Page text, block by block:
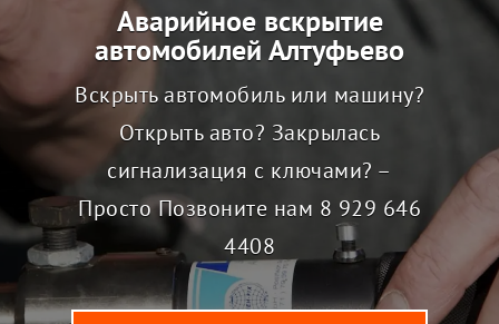
Аварийное вскрытие
автомобилей Алтуфьево
Вскрыть автомобиль или машину?
Открыть авто? Закрылась
сигнализация с ключами? –
Просто Позвоните нам 8 929 646
4408